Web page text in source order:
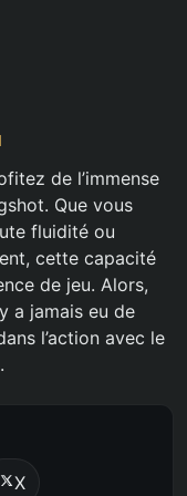
de l’immense
Que vous
fluidité ou
cette capacité
de jeu. Alors,
a jamais eu de
l’action avec le
X